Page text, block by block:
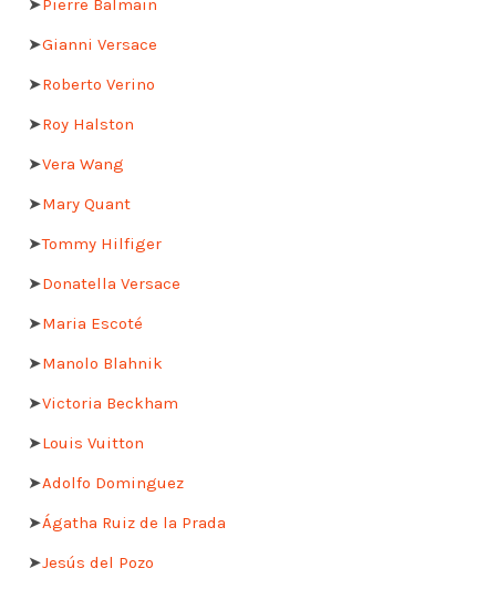
➤ Pierre Balmain
➤Gianni Versace
➤Roberto Verino
➤Roy Halston
➤Vera Wang
➤Mary Quant
➤Tommy Hilfiger
➤Donatella Versace
➤Maria Escoté
➤Manolo Blahnik
➤Victoria Beckham
➤Louis Vuitton
➤Adolfo Dominguez
➤Ágatha Ruiz de la Prada
➤Jesús del Pozo